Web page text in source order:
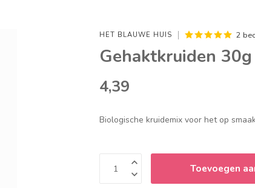
HET BLAUWE HUIS 2
Gehaktkruiden 30g
4,39
Biologische kruidemix voor het op
Toevoegen